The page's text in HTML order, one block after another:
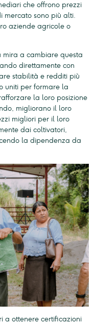
che offrono prezzi
mercato sono più alti.
aziende agricole o
mira a cambiare questa
direttamente con
stabilità e redditi più
uniti per formare la
la loro posizione
migliorano il loro
migliori per il loro
dai coltivatori,
la dipendenza da
a ottenere certificazioni